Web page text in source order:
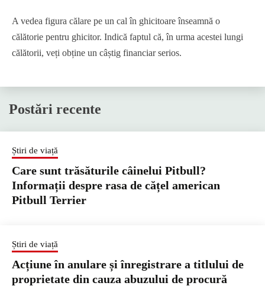
A vedea figura călare pe un cal în ghicitoare înseamnă o
călătorie pentru ghicitor. Indică faptul că, în urma acestei lungi
călătorii, veți obține un câștig financiar serios.
Postări recente
Știri de viață
Care sunt trăsăturile câinelui Pitbull?
Informații despre rasa de cățel american
Pitbull Terrier
Știri de viață
Acțiune în anulare și înregistrare a titlului de
proprietate din cauza abuzului de procură